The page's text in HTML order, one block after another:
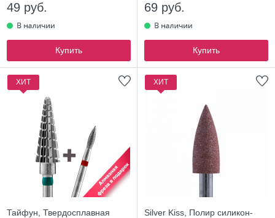
49 руб.
Купить
69 руб.
Купить
ХИТ
Тайфун, Твердосплавная
ХИТ
Silver Kiss, Полир силикон-